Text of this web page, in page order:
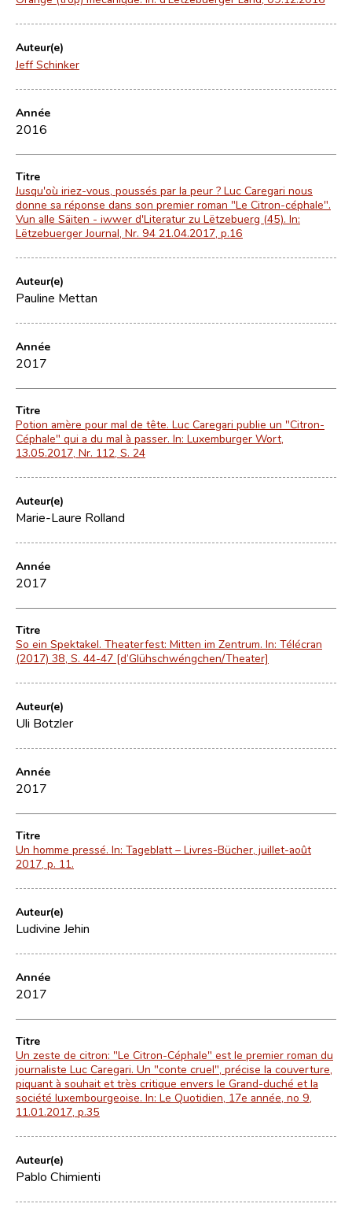
Auteur(e)
Jeff Schinker
Année
2016
Titre
Jusqu'où iriez-vous, poussés par la peur ? Luc Caregari nous
donne sa réponse dans son premier roman "Le Citron-céphale".
Vun alle Säiten - iwwer d'Literatur zu Lëtzebuerg (45). In:
Lëtzebuerger Journal, Nr. 94 21.04.2017, p.16
Auteur(e)
Pauline Mettan
Année
2017
Titre
Potion amère pour mal de tête. Luc Caregari publie un "Citron-
Céphale" qui a du mal à passer. In: Luxemburger Wort,
13.05.2017, Nr. 112, S. 24
Auteur(e)
Marie-Laure Rolland
Année
2017
Titre
So ein Spektakel. Theaterfest: Mitten im Zentrum. In: Télécran
(2017) 38, S. 44-47 [d’Glühschwéngchen/Theater]
Auteur(e)
Uli Botzler
Année
2017
Titre
Un homme pressé. In: Tageblatt – Livres-Bücher, juillet-août
2017, p. 11.
Auteur(e)
Ludivine Jehin
Année
2017
Titre
Un zeste de citron: "Le Citron-Céphale" est le premier roman du
journaliste Luc Caregari. Un "conte cruel", précise la couverture,
piquant à souhait et très critique envers le Grand-duché et la
société luxembourgeoise. In: Le Quotidien, 17e année, no 9,
11.01.2017, p.35
Auteur(e)
Pablo Chimienti